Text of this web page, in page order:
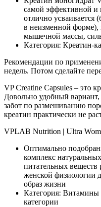
самой эффективной
отлично усваивается
в неизменной форме),
мышечной массы,
Категория: Креатин-
Рекомендации по
недель. Потом сделайте
VP Creatine Capsules – это
Довольно удобный
забот по размешиванию
креатин практически не
VPLAB Nutrition | Ultra
Оптимально
комплекс
питательных веществ
женской физиологии
образ жизни
Категория:
категории